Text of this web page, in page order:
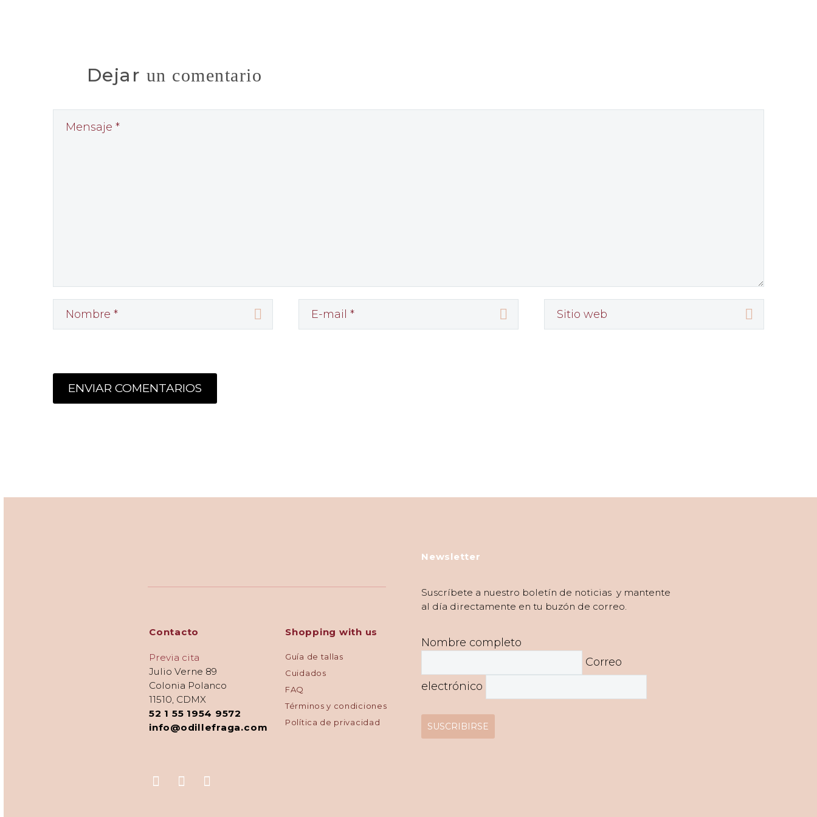
Dejar un comentario
ENVIAR COMENTARIOS
Contacto
Previa cita
Julio Verne 89
Colonia Polanco
11510, CDMX
52 1 55 1954 9572
info@odillefraga.com
Shopping with us
Guía de tallas
Cuidados
FAQ
Términos y condiciones
Política de privacidad
Newsletter
Suscríbete a nuestro boletín de noticias y mantente
al día directamente en tu buzón de correo.
Nombre completo
Correo
electrónico
SUSCRIBIRSE